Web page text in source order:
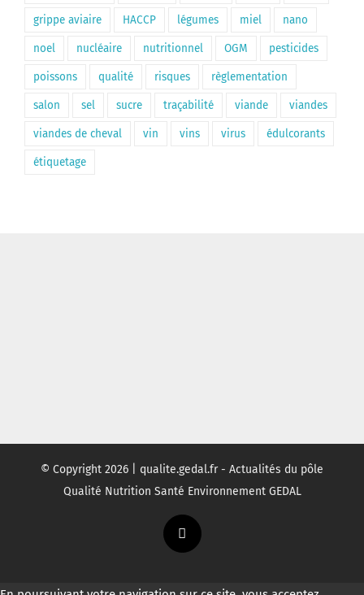
grippe aviaire HACCP légumes miel nano
noel nucléaire nutritionnel OGM pesticides
poissons qualité risques règlementation
salon sel sucre traçabilité viande viandes
viandes de cheval vin vins virus édulcorants
étiquetage
© Copyright 2026 | qualite.gedal.fr - Actualités du pôle
Qualité Nutrition Santé Environnement GEDAL
Twitter